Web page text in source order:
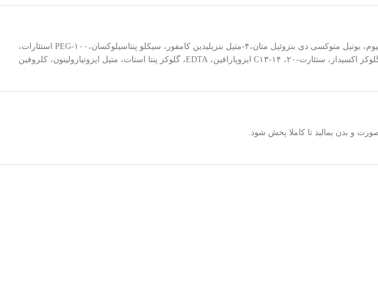
آب، اتیل هگزیل متوکسی سینامات، ایزودسیل نئوپنتانوات، دی ایزو پروپیل سباکات، لائوریل لاکتات، گلیسیرین، دی اکسید تیتانیوم، بوتیل متوکسی دی بنزوئیل متان،۴-متیل بنزیلیدین کامفور، سیکلو پنتاسیلوکسان،PEG-۱۰۰ استئارات،
ستیل الکل، پروپیلن گلیکول، پتاسیم تیوسیانات، پلی اکریل آمید، لاکتوفرین، لاکتوپروکسیداز، لورت-۷، گلیسیریل، استئارات، گلوکز اکسیداز، ستئارت-۲۰، C۱۳-۱۴ ایزوپارافین، EDTA، گلوکز پنتا استات، متیل ایزوتیازولینون، کلروفین